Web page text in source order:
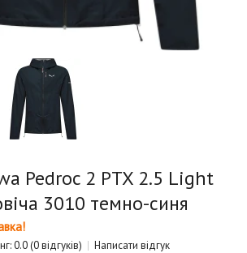
Pedroc 2 PTX 2.5 Light
3010 темно-синя
0.0(0 відгуків) Написати відгук